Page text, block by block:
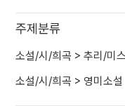
주제분류
소설/시/희곡 > 추리/미
소설/시/희곡 > 영미소설